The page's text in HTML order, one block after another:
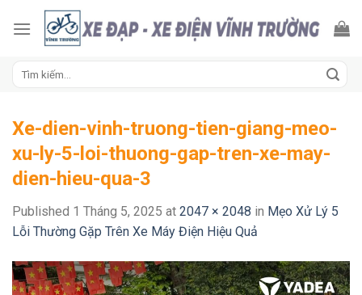
Xe-dien-vinh-truong-tien-giang-meo-
xu-ly-5-loi-thuong-gap-tren-xe-may-
dien-hieu-qua-3
Published 1 Tháng 5, 2025 at 2047 × 2048 in Mẹo Xử Lý 5
Lỗi Thường Gặp Trên Xe Máy Điện Hiệu Quả